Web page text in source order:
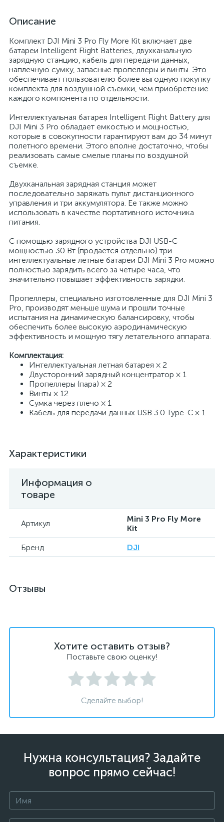
Описание
Комплект DJI Mini 3 Pro Fly More Kit включает две
батареи Intelligent Flight Batteries, двухканальную
зарядную станцию, кабель для передачи данных,
наплечную сумку, запасные пропеллеры и винты. Это
обеспечивает пользователю более выгодную покупку
комплекта для воздушной съемки, чем приобретение
каждого компонента по отдельности.
Интеллектуальная батарея Intelligent Flight Battery для
DJI Mini 3 Pro обладает емкостью и мощностью,
которые в совокупности гарантируют вам до 34 минут
полетного времени. Этого вполне достаточно, чтобы
реализовать самые смелые планы по воздушной
съемке.
Двухканальная зарядная станция может
последовательно заряжать пульт дистанционного
управления и три аккумулятора. Ее также можно
использовать в качестве портативного источника
питания.
С помощью зарядного устройства DJI USB-C
мощностью 30 Вт (продается отдельно) три
интеллектуальные летные батареи DJI Mini 3 Pro можно
полностью зарядить всего за четыре часа, что
значительно повышает эффективность зарядки.
Пропеллеры, специально изготовленные для DJI Mini 3
Pro, производят меньше шума и прошли точные
испытания на динамическую балансировку, чтобы
обеспечить более высокую аэродинамическую
эффективность и мощную тягу летательного аппарата.
Комплектация:
Интеллектуальная летная батарея × 2
Двусторонний зарядный концентратор × 1
Пропеллеры (пара) × 2
Винты × 12
Сумка через плечо × 1
Кабель для передачи данных USB 3.0 Type-C × 1
Характеристики
Информация о
товаре
Артикул
Mini 3 Pro Fly More
Kit
Бренд
DJI
Отзывы
Хотите оставить отзыв?
Поставьте свою оценку!
Сделайте выбор!
Нужна консультация? Задайте
вопрос прямо сейчас!